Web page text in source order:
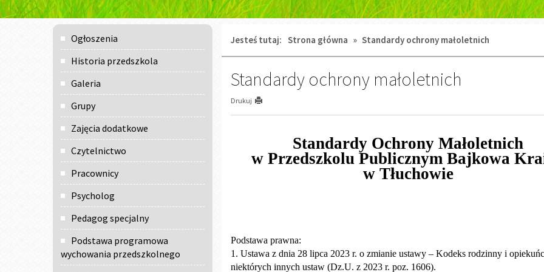
Menu
główne
Ogłoszenia
Historia przedszkola
Galeria
Grupy
Zajęcia dodatkowe
Czytelnictwo
Pracownicy
Psycholog
Pedagog specjalny
Podstawa programowa
wychowania przedszkolnego
Jesteś tutaj: Strona główna » Standardy ochrony małoletnich
Standardy ochrony małoletnich
Drukuj
Standardy Ochrony Małoletnich
w Przedszkolu Publicznym Bajkowa
w Tłuchowie
Podstawa prawna:
1. Ustawa z dnia 28 lipca 2023 r. o zmianie ustawy – Kodeks rodzinny i
niektórych innych ustaw (Dz.U. z 2023 r. poz. 1606).